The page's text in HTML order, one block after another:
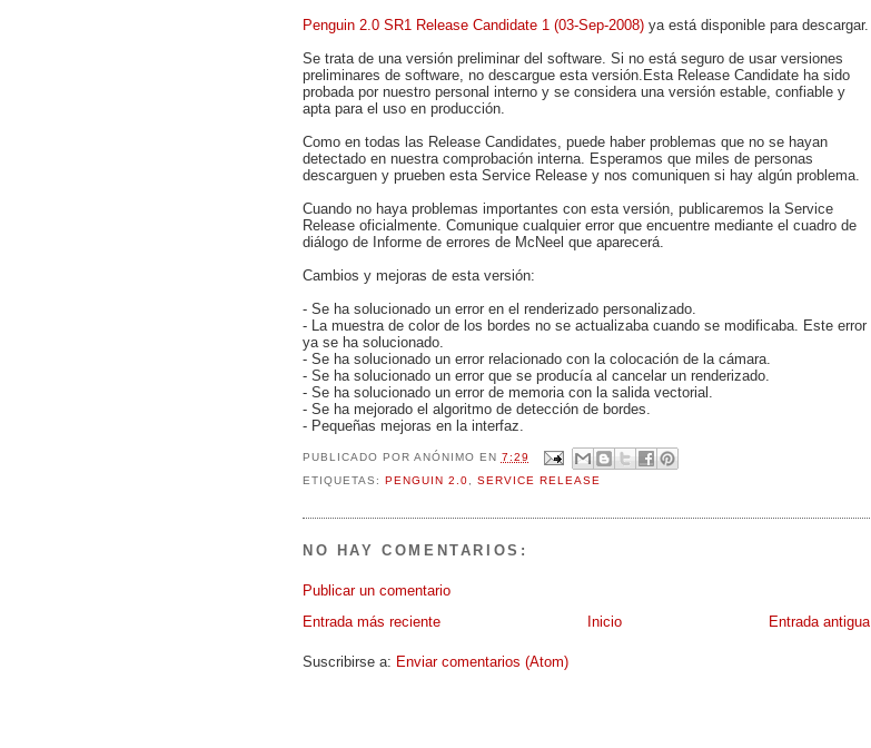
Penguin 2.0 SR1 Release Candidate 1 (03-Sep-2008) ya está disponible para descargar.
Se trata de una versión preliminar del software. Si no está seguro de usar versiones
preliminares de software, no descargue esta versión.Esta Release Candidate ha sido
probada por nuestro personal interno y se considera una versión estable, confiable y
apta para el uso en producción.
Como en todas las Release Candidates, puede haber problemas que no se hayan
detectado en nuestra comprobación interna. Esperamos que miles de personas
descarguen y prueben esta Service Release y nos comuniquen si hay algún problema.
Cuando no haya problemas importantes con esta versión, publicaremos la Service
Release oficialmente. Comunique cualquier error que encuentre mediante el cuadro de
diálogo de Informe de errores de McNeel que aparecerá.
Cambios y mejoras de esta versión:
- Se ha solucionado un error en el renderizado personalizado.
- La muestra de color de los bordes no se actualizaba cuando se modificaba. Este error
ya se ha solucionado.
- Se ha solucionado un error relacionado con la colocación de la cámara.
- Se ha solucionado un error que se producía al cancelar un renderizado.
- Se ha solucionado un error de memoria con la salida vectorial.
- Se ha mejorado el algoritmo de detección de bordes.
- Pequeñas mejoras en la interfaz.
PUBLICADO POR ANÓNIMO EN 7:29
ETIQUETAS:
PENGUIN 2.0, SERVICE RELEASE
NO HAY COMENTARIOS:
Publicar un comentario
Entrada más reciente
Entrada antigua
Inicio
Suscribirse a: Enviar comentarios (Atom)